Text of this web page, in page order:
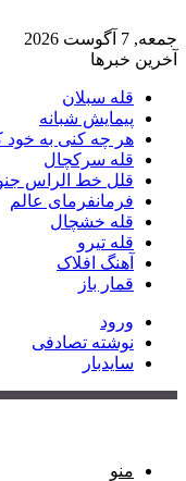
جمعه, 7 آگوست 2026
آخرین خبرها
قله سبلان
پیمایش شبانه
هر چه کنی به خود
قله سرکچال
قلل خط الراس
فرمانفرمای عالم
قله خشچال
قله تیرو
آهنگ افلاک
قمار باز
ورود
نوشته تصادفی
سایدبار
منو